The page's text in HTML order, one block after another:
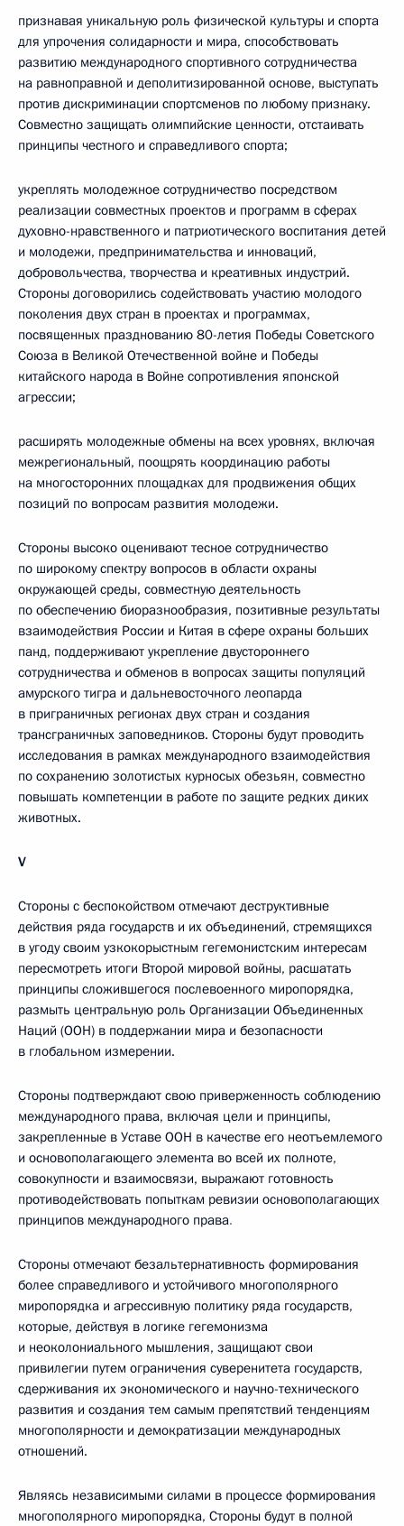
признавая уникальную роль физической культуры и спорта
для упрочения солидарности и мира, способствовать
развитию международного спортивного сотрудничества
на равноправной и деполитизированной основе, выступать
против дискриминации спортсменов по любому признаку.
Совместно защищать олимпийские ценности, отстаивать
принципы честного и справедливого спорта;
укреплять молодежное сотрудничество посредством
реализации совместных проектов и программ в сферах
духовно-нравственного и патриотического воспитания детей
и молодежи, предпринимательства и инноваций,
добровольчества, творчества и креативных индустрий.
Стороны договорились содействовать участию молодого
поколения двух стран в проектах и программах,
посвященных празднованию 80-летия Победы Советского
Союза в Великой Отечественной войне и Победы
китайского народа в Войне сопротивления японской
агрессии;
расширять молодежные обмены на всех уровнях, включая
межрегиональный, поощрять координацию работы
на многосторонних площадках для продвижения общих
позиций по вопросам развития молодежи.
Стороны высоко оценивают тесное сотрудничество
по широкому спектру вопросов в области охраны
окружающей среды, совместную деятельность
по обеспечению биоразнообразия, позитивные результаты
взаимодействия России и Китая в сфере охраны больших
панд, поддерживают укрепление двустороннего
сотрудничества и обменов в вопросах защиты популяций
амурского тигра и дальневосточного леопарда
в приграничных регионах двух стран и создания
трансграничных заповедников. Стороны будут проводить
исследования в рамках международного взаимодействия
по сохранению золотистых курносых обезьян, совместно
повышать компетенции в работе по защите редких диких
животных.
V
Стороны с беспокойством отмечают деструктивные
действия ряда государств и их объединений, стремящихся
в угоду своим узкокорыстным гегемонистским интересам
пересмотреть итоги Второй мировой войны, расшатать
принципы сложившегося послевоенного миропорядка,
размыть центральную роль Организации Объединенных
Наций (ООН) в поддержании мира и безопасности
в глобальном измерении.
Стороны подтверждают свою приверженность соблюдению
международного права, включая цели и принципы,
закрепленные в Уставе ООН в качестве его неотъемлемого
и основополагающего элемента во всей их полноте,
совокупности и взаимосвязи, выражают готовность
противодействовать попыткам ревизии основополагающих
принципов международного права.
Стороны отмечают безальтернативность формирования
более справедливого и устойчивого многополярного
миропорядка и агрессивную политику ряда государств,
которые, действуя в логике гегемонизма
и неоколониального мышления, защищают свои
привилегии путем ограничения суверенитета государств,
сдерживания их экономического и научно-технического
развития и создания тем самым препятствий тенденциям
многополярности и демократизации международных
отношений.
Являясь независимыми силами в процессе формирования
многополярного миропорядка, Стороны будут в полной